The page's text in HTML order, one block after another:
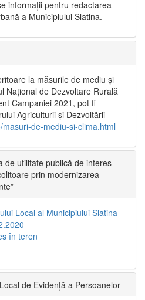
informații pentru redactarea
a Municipiului Slatina.
la măsurile de mediu și
Național de Dezvoltare Rurală
Campaniei 2021, pot fi
Agriculturii și Dezvoltării
masuri-de-mediu-si-clima.html
de utilitate publică de interes
prin modernizarea
Local al Municipiului Slatina
în teren
de Evidență a Persoanelor